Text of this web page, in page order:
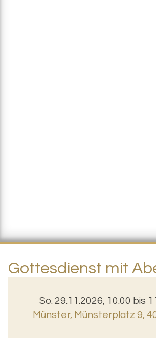
Gottesdienst mit
So. 29.11.2026, 10.00 bis
Münster, Münsterplatz 9,